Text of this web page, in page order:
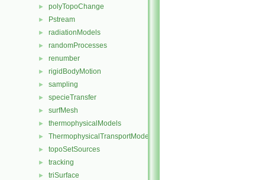
► polyTopoChange
► Pstream
► radiationModels
► randomProcesses
► renumber
► rigidBodyMotion
► sampling
► specieTransfer
► surfMesh
► thermophysicalModels
► ThermophysicalTransportModels
► topoSetSources
► tracking
► triSurface